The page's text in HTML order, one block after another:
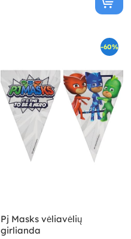
-60%
Pj Masks vėliavėlių
girlianda